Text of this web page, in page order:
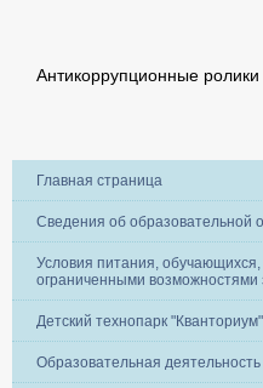
Антикоррупционные ролики
Главная страница
Сведения об образовательной
Условия питания,
ограниченными возможностями
Детский технопарк "Кванториум"
Образовательная деятельность